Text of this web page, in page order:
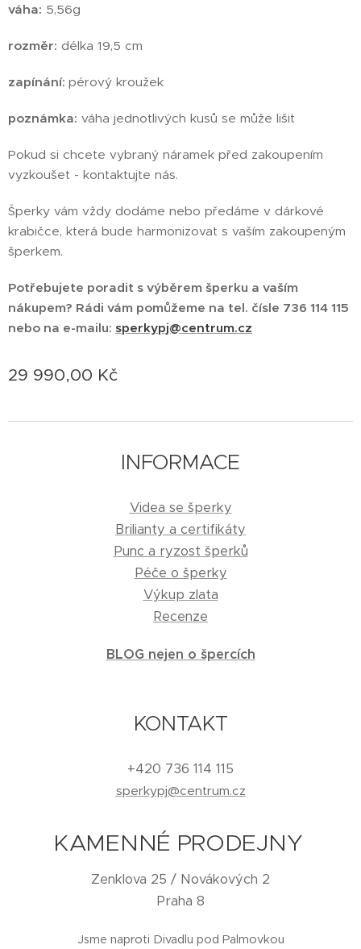
váha: 5,56g
rozměr: délka 19,5 cm
zapínání: pérový kroužek
poznámka: váha jednotlivých kusů se může lišit
Pokud si chcete vybraný náramek před zakoupením
vyzkoušet - kontaktujte nás.
Šperky vám vždy dodáme nebo předáme v dárkové
krabičce, která bude harmonizovat s vaším zakoupeným
šperkem.
Potřebujete poradit s výběrem šperku a vaším
nákupem? Rádi vám pomůžeme na tel. čísle 736 114 115
nebo na e-mailu: sperkypj@centrum.cz
29 990,00 Kč
INFORMACE
Videa se šperky
Brilianty a certifikáty
Punc a ryzost šperků
Péče o šperky
Výkup zlata
Recenze
BLOG nejen o špercích
KONTAKT
+420 736 114 115
sperkypj@centrum.cz
KAMENNÉ PRODEJNY
Zenklova 25 / Novákových 2
Praha 8
Jsme naproti Divadlu pod Palmovkou